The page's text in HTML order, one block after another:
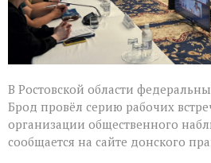
В Ростовской области
Брод провёл серию рабочих
организации общественного
сообщается на сайте донского